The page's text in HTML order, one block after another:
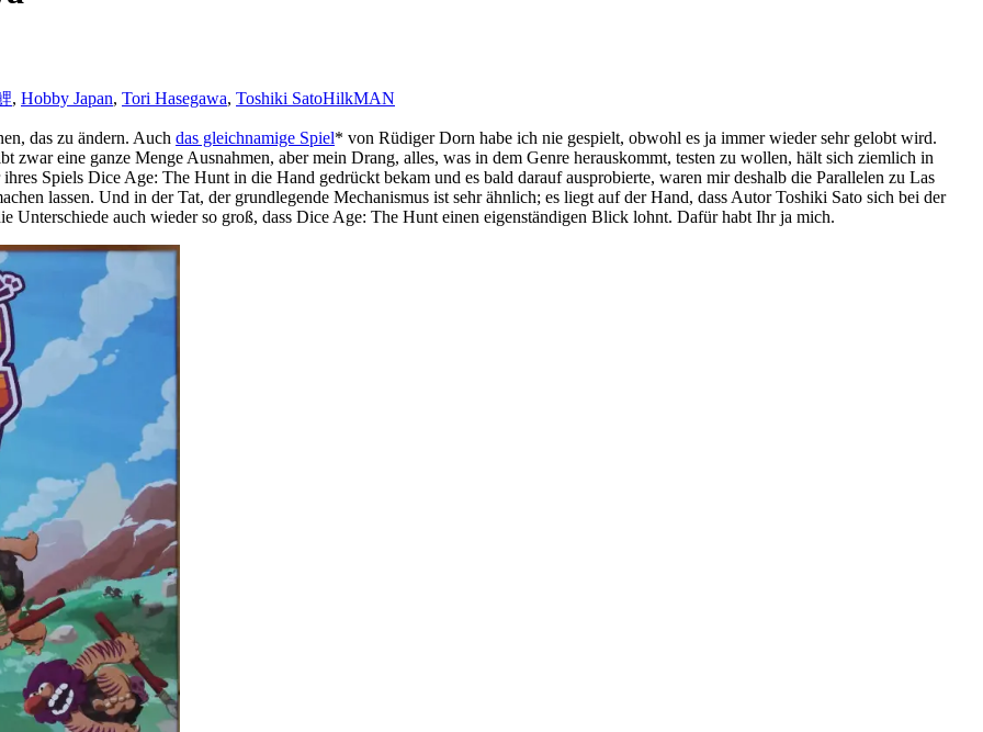
, Hobby Japan, Tori Hasegawa, Toshiki SatoHilkMAN
das zu ändern. Auch das gleichnamige Spiel* von Rüdiger Dorn habe ich nie gespielt, obwohl es ja immer wieder sehr gelobt wird.
zwar eine ganze Menge Ausnahmen, aber mein Drang, alles, was in dem Genre herauskommt, testen zu wollen, hält sich ziemlich in
Spiels Dice Age: The Hunt in die Hand gedrückt bekam und es bald darauf ausprobierte, waren mir deshalb die Parallelen zu Las
lassen. Und in der Tat, der grundlegende Mechanismus ist sehr ähnlich; es liegt auf der Hand, dass Autor Toshiki Sato sich bei der
Unterschiede auch wieder so groß, dass Dice Age: The Hunt einen eigenständigen Blick lohnt. Dafür habt Ihr ja mich.